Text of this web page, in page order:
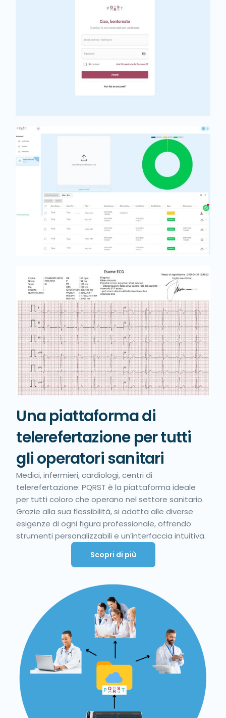
Una piattaforma di
telerefertazione per tutti
gli operatori sanitari
Medici, infermieri, cardiologi, centri di
telerefertazione: PQRST è la piattaforma ideale
per tutti coloro che operano nel settore sanitario.
Grazie alla sua flessibilità, si adatta alle diverse
esigenze di ogni figura professionale, offrendo
strumenti personalizzabili e un’interfaccia intuitiva.
Scopri di più